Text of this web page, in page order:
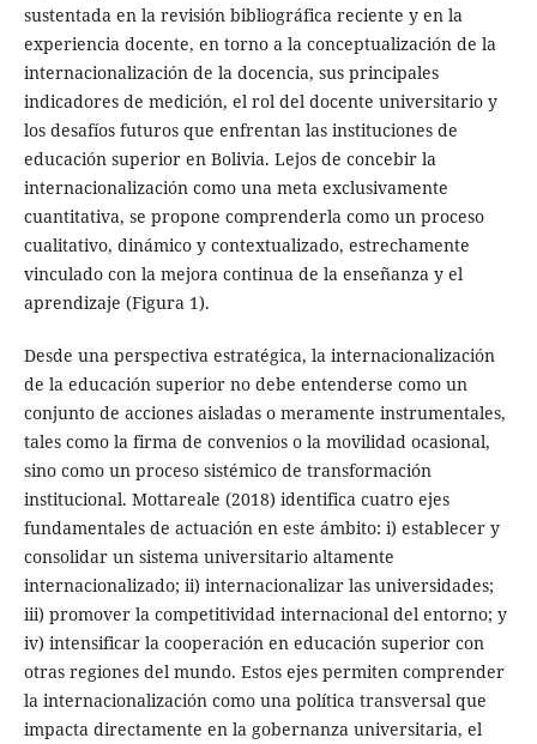
sustentada en la revisión bibliográfica reciente y en la
experiencia docente, en torno a la conceptualización de la
internacionalización de la docencia, sus principales
indicadores de medición, el rol del docente universitario y
los desafíos futuros que enfrentan las instituciones de
educación superior en Bolivia. Lejos de concebir la
internacionalización como una meta exclusivamente
cuantitativa, se propone comprenderla como un proceso
cualitativo, dinámico y contextualizado, estrechamente
vinculado con la mejora continua de la enseñanza y el
aprendizaje (Figura 1).
Desde una perspectiva estratégica, la internacionalización
de la educación superior no debe entenderse como un
conjunto de acciones aisladas o meramente instrumentales,
tales como la firma de convenios o la movilidad ocasional,
sino como un proceso sistémico de transformación
institucional. Mottareale (2018) identifica cuatro ejes
fundamentales de actuación en este ámbito: i) establecer y
consolidar un sistema universitario altamente
internacionalizado; ii) internacionalizar las universidades;
iii) promover la competitividad internacional del entorno; y
iv) intensificar la cooperación en educación superior con
otras regiones del mundo. Estos ejes permiten comprender
la internacionalización como una política transversal que
impacta directamente en la gobernanza universitaria, el